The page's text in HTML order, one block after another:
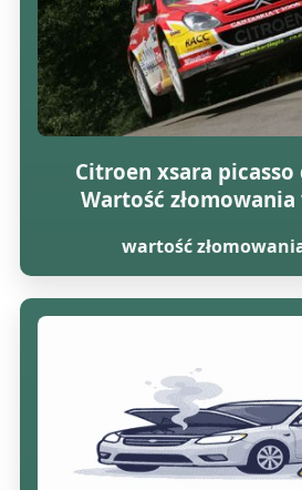
Citroen xsara
Wartość
wartość